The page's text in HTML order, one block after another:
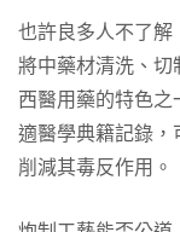
也許良多人不了
將中藥材清洗、
西醫用藥的特色
適醫學典籍記錄，
削減其毒反作用。